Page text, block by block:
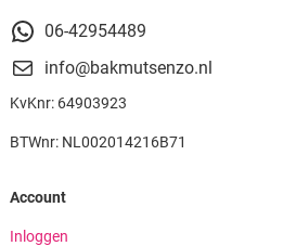
06-42954489
info@bakmutsenzo.nl
KvKnr: 64903923
BTWnr: NL002014216B71
Account
Inloggen